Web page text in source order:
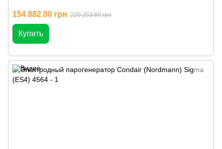
154 882.00 грн 220 253.60 грн
Купить